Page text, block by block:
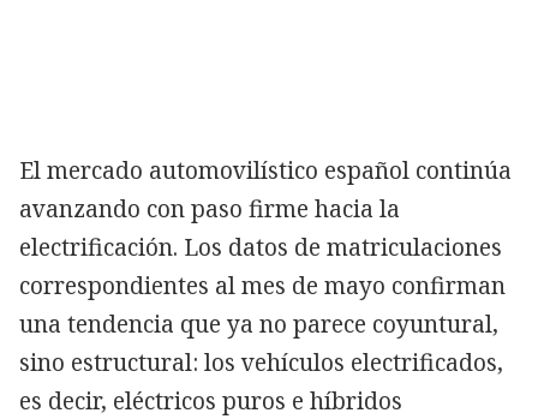
El mercado automovilístico español continúa
avanzando con paso firme hacia la
electrificación. Los datos de matriculaciones
correspondientes al mes de mayo confirman
una tendencia que ya no parece coyuntural,
sino estructural: los vehículos electrificados,
es decir, eléctricos puros e híbridos